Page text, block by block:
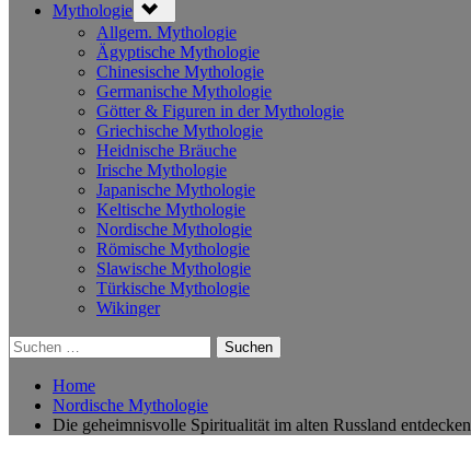
Mythologie sub-
menu
Allgem. Mythologie
Ägyptische Mythologie
Chinesische Mythologie
Germanische Mythologie
Götter & Figuren in der Mythologie
Griechische Mythologie
Heidnische Bräuche
Irische Mythologie
Japanische Mythologie
Keltische Mythologie
Nordische Mythologie
Römische Mythologie
Slawische Mythologie
Türkische Mythologie
Wikinger
Suchen
nach:
Home
Nordische Mythologie
Die geheimnisvolle Spiritualität im alten Russland entdecken